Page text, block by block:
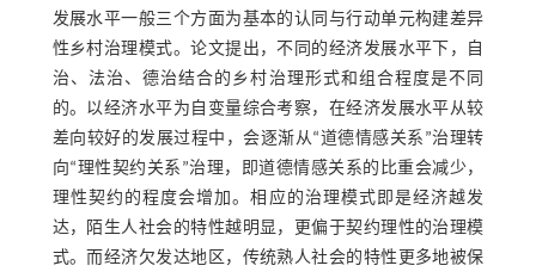
发展水平一般三个方面为基本的认同与行动单元构建差异
性乡村治理模式。论文提出，不同的经济发展水平下，自
治、法治、德治结合的乡村治理形式和组合程度是不同
的。以经济水平为自变量综合考察，在经济发展水平从较
差向较好的发展过程中，会逐渐从“道德情感关系”治理转
向“理性契约关系”治理，即道德情感关系的比重会减少，
理性契约的程度会增加。相应的治理模式即是经济越发
达，陌生人社会的特性越明显，更偏于契约理性的治理模
式。而经济欠发达地区，传统熟人社会的特性更多地被保